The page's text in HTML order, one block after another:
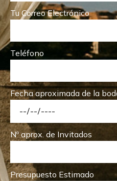
Tu Correo Electrónico
Teléfono
Fecha aproximada de la
Nº aprox. de Invitados
Presupuesto Estimado